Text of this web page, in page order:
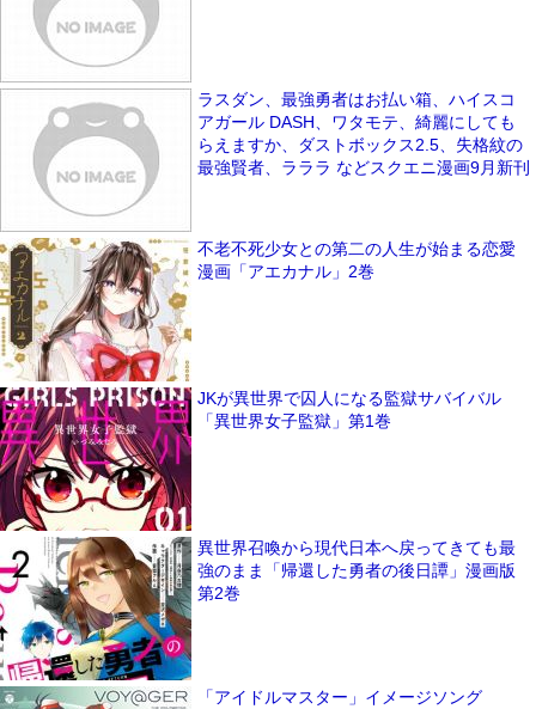
ラスダン、最強勇者はお払い箱、ハイスコ
アガール DASH、ワタモテ、綺麗にしても
らえますか、ダストボックス2.5、失格紋の
最強賢者、ラララ などスクエニ漫画9月新刊
不老不死少女との第二の人生が始まる恋愛
漫画「アエカナル」2巻
JKが異世界で囚人になる監獄サバイバル
「異世界女子監獄」第1巻
異世界召喚から現代日本へ戻ってきても最
強のまま「帰還した勇者の後日譚」漫画版
第2巻
「アイドルマスター」イメージソング